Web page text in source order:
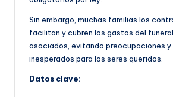
Sin embargo, muchas familias los
facilitan y cubren los gastos del
asociados, evitando preocupaciones
inesperados para los seres queridos.
Datos clave: